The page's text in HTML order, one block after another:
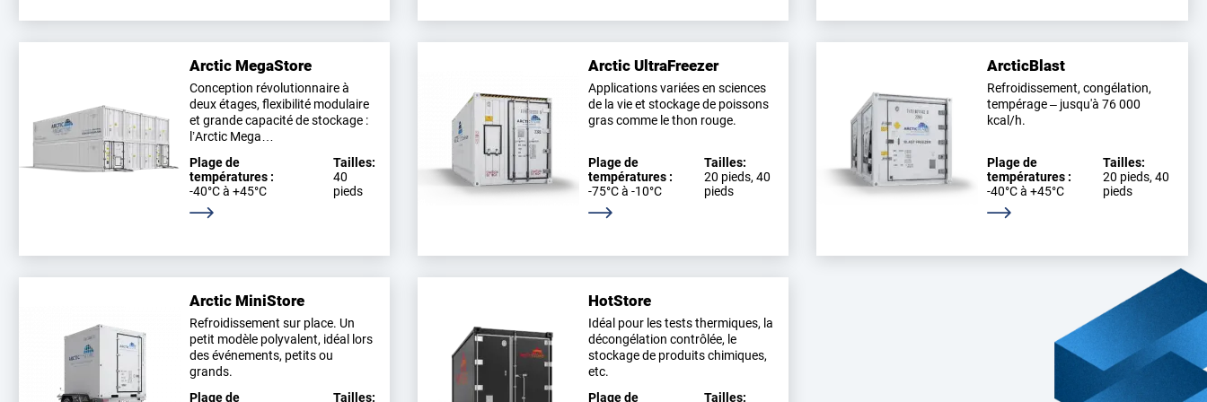
Arctic MegaStore
Conception révolutionnaire à
deux étages, flexibilité modulaire
et grande capacité de stockage :
l’Arctic Mega…
Plage de
températures :
-40°C à +45°C
Tailles:
40
pieds
En savoir plus
Arctic UltraFreezer
Applications variées en sciences
de la vie et stockage de poissons
gras comme le thon rouge.
Plage de
températures :
-75°C à -10°C
Tailles:
20 pieds, 40
pieds
En savoir plus
ArcticBlast
Refroidissement, congélation,
tempérage – jusqu'à 76 000
kcal/h.
Plage de
températures :
-40°C à +45°C
Tailles:
20 pieds, 40
pieds
En savoir plus
Arctic MiniStore
Refroidissement sur place. Un
petit modèle polyvalent, idéal lors
des événements, petits ou
grands.
Plage de
Tailles:
HotStore
Idéal pour les tests thermiques, la
décongélation contrôlée, le
stockage de produits chimiques,
etc.
Plage de
Tailles: